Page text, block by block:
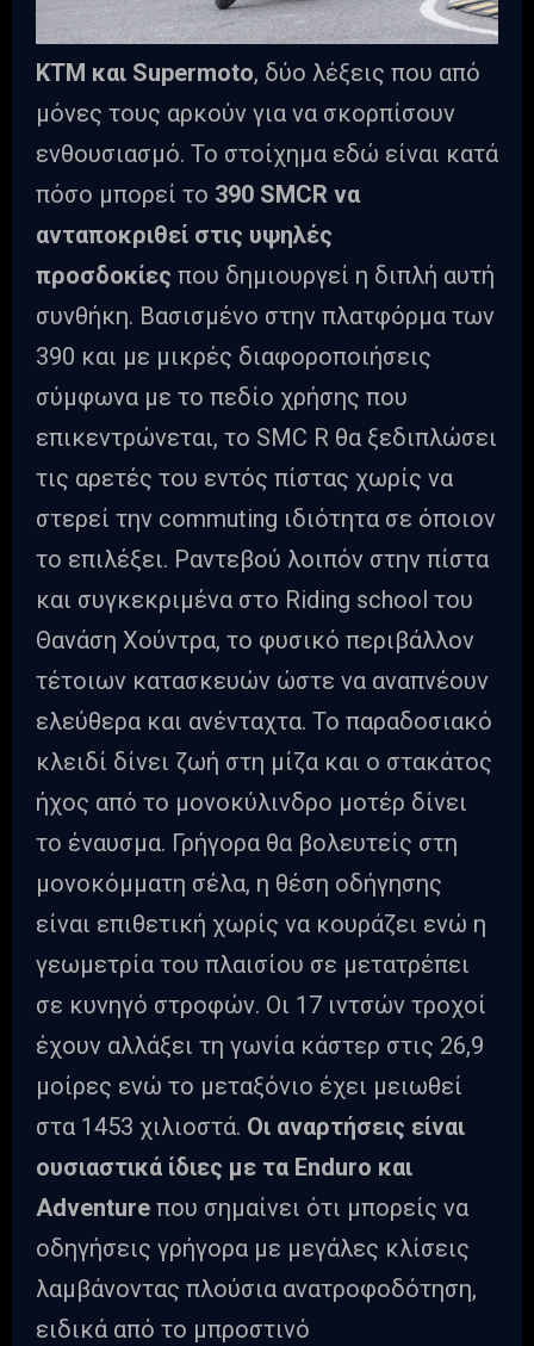
ΚΤΜ και Supermoto, δύο λέξεις που από
μόνες τους αρκούν για να σκορπίσουν
ενθουσιασμό. Το στοίχημα εδώ είναι κατά
πόσο μπορεί το 390 SMCR να
ανταποκριθεί στις υψηλές
προσδοκίες που δημιουργεί η διπλή αυτή
συνθήκη. Βασισμένο στην πλατφόρμα των
390 και με μικρές διαφοροποιήσεις
σύμφωνα με το πεδίο χρήσης που
επικεντρώνεται, το SMC R θα ξεδιπλώσει
τις αρετές του εντός πίστας χωρίς να
στερεί την commuting ιδιότητα σε όποιον
το επιλέξει. Ραντεβού λοιπόν στην πίστα
και συγκεκριμένα στο Riding school του
Θανάση Χούντρα, το φυσικό περιβάλλον
τέτοιων κατασκευών ώστε να αναπνέουν
ελεύθερα και ανένταχτα. Το παραδοσιακό
κλειδί δίνει ζωή στη μίζα και ο στακάτος
ήχος από το μονοκύλινδρο μοτέρ δίνει
το έναυσμα. Γρήγορα θα βολευτείς στη
μονοκόμματη σέλα, η θέση οδήγησης
είναι επιθετική χωρίς να κουράζει ενώ η
γεωμετρία του πλαισίου σε μετατρέπει
σε κυνηγό στροφών. Οι 17 ιντσών τροχοί
έχουν αλλάξει τη γωνία κάστερ στις 26,9
μοίρες ενώ το μεταξόνιο έχει μειωθεί
στα 1453 χιλιοστά. Οι αναρτήσεις είναι
ουσιαστικά ίδιες με τα Enduro και
Adventure που σημαίνει ότι μπορείς να
οδηγήσεις γρήγορα με μεγάλες κλίσεις
λαμβάνοντας πλούσια ανατροφοδότηση,
ειδικά από το μπροστινό